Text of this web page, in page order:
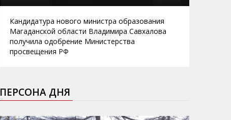
Кандидатура нового министра образования
Магаданской области Владимира Савхалова
получила одобрение Министерства
просвещения РФ
ПЕРСОНА ДНЯ